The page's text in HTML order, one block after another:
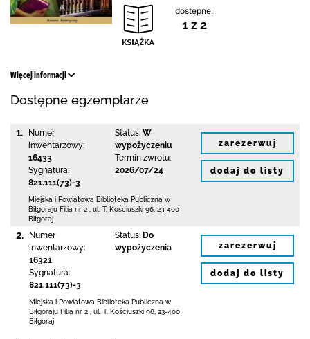
dostępne:
1 z 2
Więcej informacji
Dostępne egzemplarze
1.
Numer
inwentarzowy:
16433
Sygnatura:
821.111(73)-3
Status: W
wypożyczeniu
Termin zwrotu:
2026/07/24
Miejska i Powiatowa Biblioteka Publiczna w
Biłgoraju Filia nr 2
ul. T. Kościuszki 96 23-400
Biłgoraj
zarezerwuj
dodaj do listy
2.
Numer
inwentarzowy:
16321
Sygnatura:
821.111(73)-3
Status: Do
wypożyczenia
Miejska i Powiatowa Biblioteka Publiczna w
Biłgoraju Filia nr 2
ul. T. Kościuszki 96 23-400
Biłgoraj
zarezerwuj
dodaj do listy